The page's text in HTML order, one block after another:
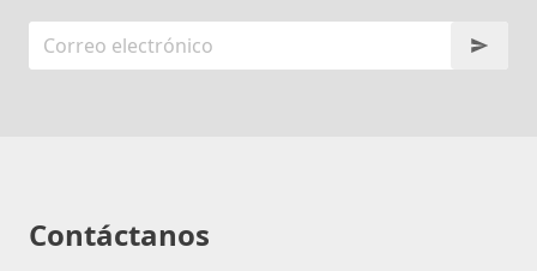
Contáctanos